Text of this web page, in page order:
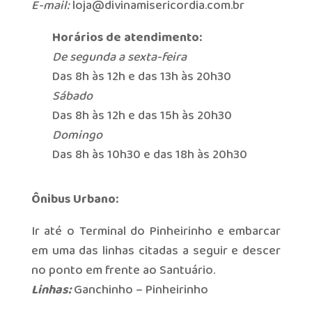
E-mail:loja@divinamisericordia.com.br
Horários de atendimento:
De segunda a sexta-feira
Das 8h às 12h e das 13h às 20h30
Sábado
Das 8h às 12h e das 15h às 20h30
Domingo
Das 8h às 10h30 e das 18h às 20h30
Ônibus Urbano:
Ir até o Terminal do Pinheirinho e embarcar
em uma das linhas citadas a seguir e descer
no ponto em frente ao Santuário.
Linhas:Ganchinho – Pinheirinho